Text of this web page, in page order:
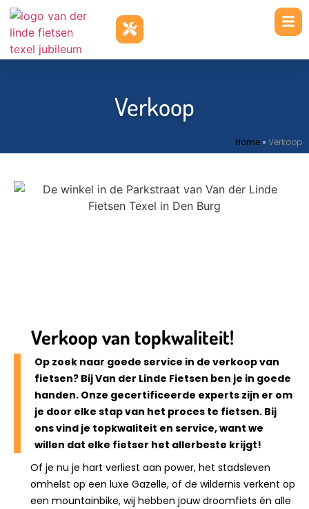
Home» Verkoop
Verkoop
Verkoop van topkwaliteit!
Op zoek naar goede service in de verkoop van
fietsen? Bij Van der Linde Fietsen ben je in goede
handen. Onze gecertificeerde experts zijn er om
je door elke stap van het proces te fietsen. Bij
ons vind je topkwaliteit en service, want we
willen dat elke fietser het allerbeste krijgt!
Of je nu je hart verliest aan power, het stadsleven
omhelst op een luxe Gazelle, of de wildernis verkent op
een mountainbike, wij hebben jouw droomfiets én alle